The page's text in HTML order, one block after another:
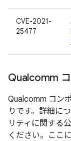
CVE-2021-
25477
Qualcomm
Qualcomm コン
りです。詳細に
リティに関する
ください。ここ